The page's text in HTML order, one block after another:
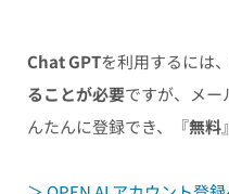
Chat GPTを利用するには、
ることが必要ですが、メー
んたんに登録でき、『無料